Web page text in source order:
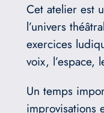
Cet atelier est
l’univers
exercices
voix, l’espace,
Un temps
improvisations